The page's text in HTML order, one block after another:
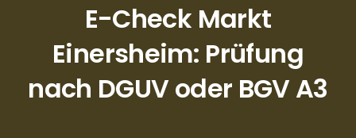
E-Check Markt
Einersheim: Prüfung
nach DGUV oder BGV A3